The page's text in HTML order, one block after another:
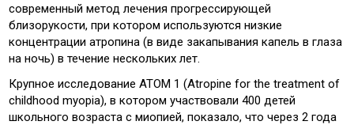
современный метод лечения прогрессирующей
близорукости, при котором используются низкие
концентрации атропина (в виде закапывания капель в глаза
на ночь) в течение нескольких лет.
Крупное исследование АТОМ 1 (Atropine for the treatment of
childhood myopia), в котором участвовали 400 детей
школьного возраста с миопией, показало, что через 2 года